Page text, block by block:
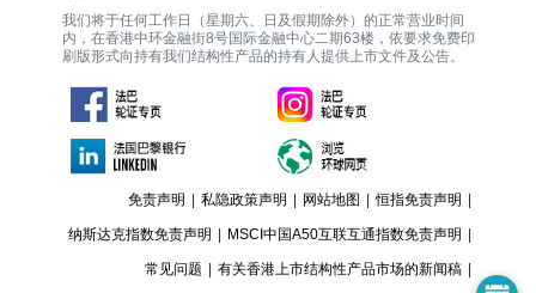
我们将于任何工作日（星期六、日及假期除外）的正常营业时间
内，在香港中环金融街8号国际金融中心二期63楼，依要求免费印
刷版形式向持有我们结构性产品的持有人提供上市文件及公告。
免责声明 | 私隐政策声明 | 网站地图 | 恒指免责声明 |
纳斯达克指数免责声明 | MSCI中国A50互联互通指数免责声明 |
常见问题 | 有关香港上市结构性产品市场的新闻稿 |